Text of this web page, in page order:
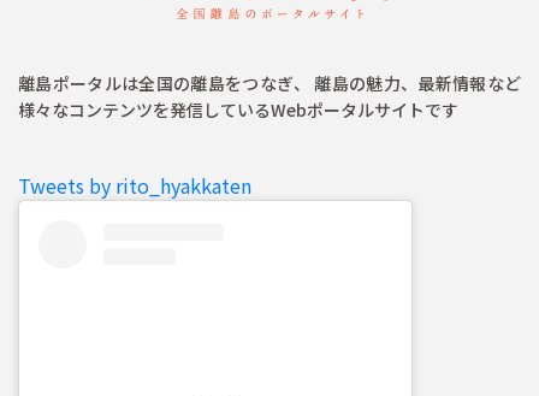
離島ポータルは全国の離島をつなぎ、 離島の魅力、最新情報など
様々なコンテンツを発信しているWebポータルサイトです
Tweets by rito_hyakkaten